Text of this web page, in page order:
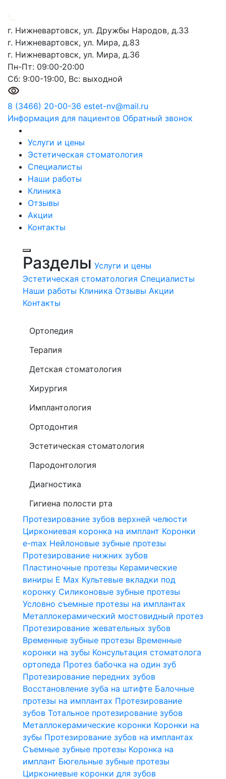
г. Нижневартовск, ул. Дружбы Народов, д.33
г. Нижневартовск, ул. Мира, д.83
г. Нижневартовск, ул. Мира, д.36
Пн-Пт: 09:00-20:00
Сб: 9:00-19:00, Вс: выходной
8 (3466) 20-00-36 estet-nv@mail.ru
Информация для пациентов Обратный звонок
Услуги и цены
Эстетическая стоматология
Специалисты
Наши работы
Клиника
Отзывы
Акции
Контакты
Разделы Услуги и цены
Эстетическая стоматология Специалисты
Наши работы Клиника Отзывы Акции
Контакты
Ортопедия
Терапия
Детская стоматология
Хирургия
Имплантология
Ортодонтия
Эстетическая стоматология
Пародонтология
Диагностика
Гигиена полости рта
Протезирование зубов верхней челюсти
Циркониевая коронка на имплант Коронки
e-max Нейлоновые зубные протезы
Протезирование нижних зубов
Пластиночные протезы Керамические
виниры E Max Культевые вкладки под
коронку Силиконовые зубные протезы
Условно съемные протезы на имплантах
Металлокерамический мостовидный протез
Протезирование жевательных зубов
Временные зубные протезы Временные
коронки на зубы Консультация стоматолога
ортопеда Протез бабочка на один зуб
Протезирование передних зубов
Восстановление зуба на штифте Балочные
протезы на имплантах Протезирование
зубов Тотальное протезирование зубов
Металлокерамические коронки Коронки на
зубы Протезирование зубов на имплантах
Съемные зубные протезы Коронка на
имплант Бюгельные зубные протезы
Циркониевые коронки для зубов